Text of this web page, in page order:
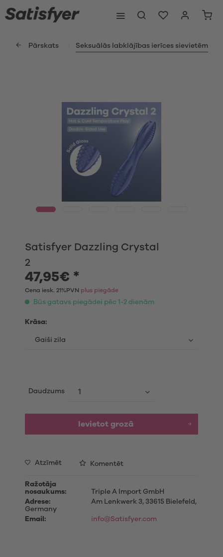
Pārskats Seksuālās labklājības ierīces sievietēm
Satisfyer Dazzling Crystal
2
47,95€ *
Cena iesk. 21%PVN plus piegāde
Būs gatavs piegādei pēc 1-2 dienām
Krāsa:
Daudzums
Ievietot grozā
Atzīmēt Komentēt
Ražotāja
nosaukums:
Triple A Import GmbH
Adrese:
Am Lenkwerk 3, 33615 Bielefeld,
Germany
Email:
info@Satisfyer.com